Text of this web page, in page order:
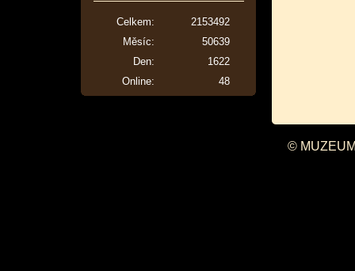
Online: 48
Celkem:
2153492
Měsíc:
50639
Den:
1622
©